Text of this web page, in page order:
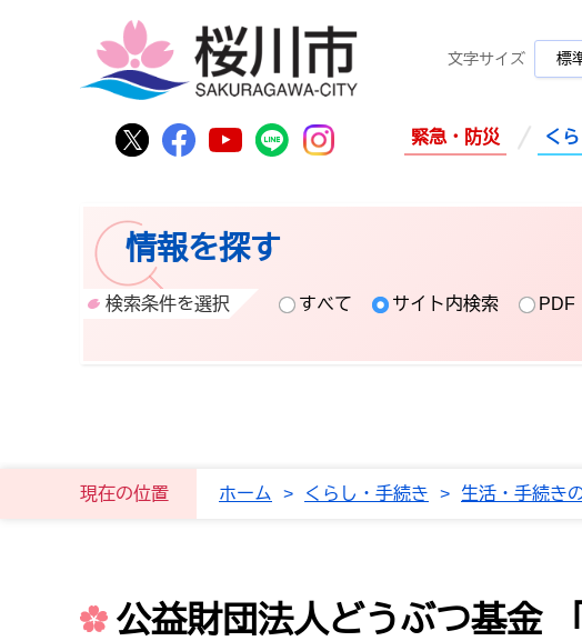
桜川市公式Twitter
桜川市公式Facebook
桜川市公式YouTube
桜川市公式LINE
Instagram
文字サイズ 標
緊急・防災 く
情報を探す
検索条件を選択 すべて サイト内検索 PDF
現在の位置 ホーム > くらし・手続き > 生活・手続き
公益財団法人どうぶつ基金